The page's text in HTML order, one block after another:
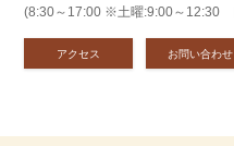
(8:30～17:00 ※土曜:9:00～12:30
アクセス お問い合わせ